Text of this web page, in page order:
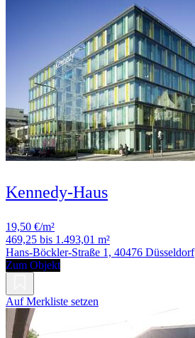
Kennedy-Haus
19,50 €/m²
469,25 bis 1.493,01 m²
Hans-Böckler-Straße 1, 40476 Düsseldorf
Zum Objekt
Auf Merkliste setzen